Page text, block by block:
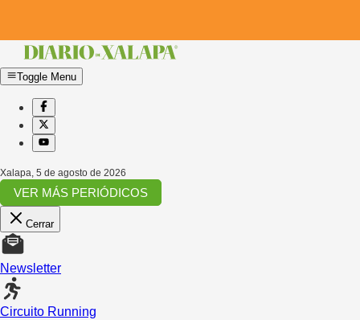
Toggle Menu
Xalapa, 5 de agosto de 2026
VER MÁS PERIÓDICOS
Cerrar
Newsletter
Circuito Running